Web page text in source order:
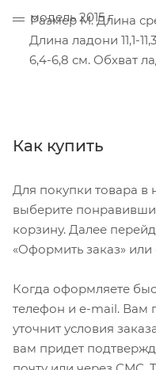
модель 2015 г
Размер M. Длина
Длина ладони 11,1-
6,4-6,8 см. Обхват
Как купить
Для покупки товара в
выберите
корзину. Далее
«Оформить заказ» или
Когда оформляете
телефон и e-mail. Вам
уточнит условия
вам придет